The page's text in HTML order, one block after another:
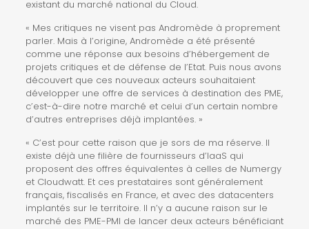
existant du marché national du Cloud.
« Mes critiques ne visent pas Andromède à proprement
parler. Mais à l’origine, Andromède a été présenté
comme une réponse aux besoins d’hébergement de
projets critiques et de défense de l’Etat. Puis nous avons
découvert que ces nouveaux acteurs souhaitaient
développer une offre de services à destination des PME,
c’est-à-dire notre marché et celui d’un certain nombre
d’autres entreprises déjà implantées. »
« C’est pour cette raison que je sors de ma réserve. Il
existe déjà une filière de fournisseurs d’IaaS qui
proposent des offres équivalentes à celles de Numergy
et Cloudwatt. Et ces prestataires sont généralement
français, fiscalisés en France, et avec des datacenters
implantés sur le territoire. Il n’y a aucune raison sur le
marché des PME-PMI de lancer deux acteurs bénéficiant